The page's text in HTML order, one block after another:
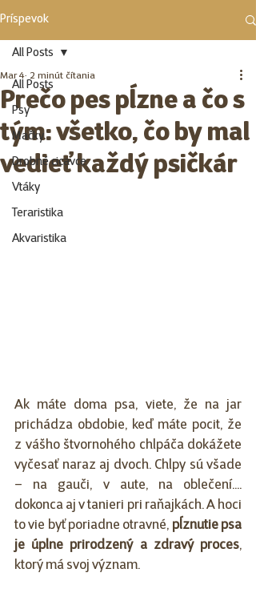
Príspevok
All Posts
Psy
Mačky
Drobné cicavce
Vtáky
Teraristika
Akvaristika
All Posts
Prečo pes pĺzne a čo s
tým: všetko, čo by mal
vedieť každý psičkár
Mar 4 2 minút čítania
Ak máte doma psa, viete, že na jar
prichádza obdobie, keď máte pocit, že
z vášho štvornohého chlpáča dokážete
vyčesať naraz aj dvoch. Chlpy sú všade
– na gauči, v aute, na oblečení....
dokonca aj v tanieri pri raňajkách. A hoci
to vie byť poriadne otravné, pĺznutie psa
je úplne prirodzený a zdravý proces,
ktorý má svoj význam.